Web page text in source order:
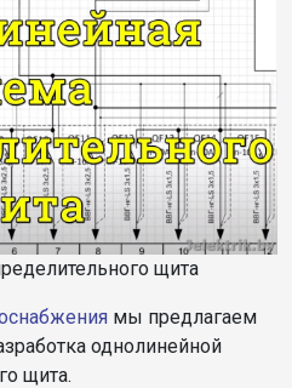
щита
мы предлагаем
однолинейной
щита.